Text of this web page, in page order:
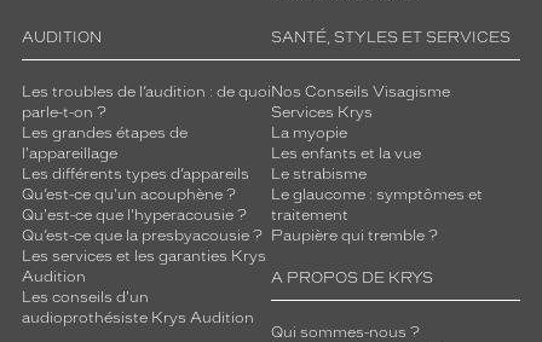
AUDITION
Les troubles de l’audition : de quoi
parle-t-on ?
Les grandes étapes de
l'appareillage
Les différents types d’appareils
Qu’est-ce qu'un acouphène ?
Qu'est-ce que l'hyperacousie ?
Qu’est-ce que la presbyacousie ?
Les services et les garanties Krys
Audition
Les conseils d'un
audioprothésiste Krys Audition
SANTÉ, STYLES ET SERVICES
Nos Conseils Visagisme
Services Krys
La myopie
Les enfants et la vue
Le strabisme
Le glaucome : symptômes et
traitement
Paupière qui tremble ?
A PROPOS DE KRYS
Qui sommes-nous ?